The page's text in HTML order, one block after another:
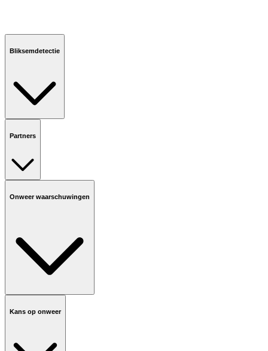
Bliksemdetectie
Partners
Onweer waarschuwingen
Kans op onweer